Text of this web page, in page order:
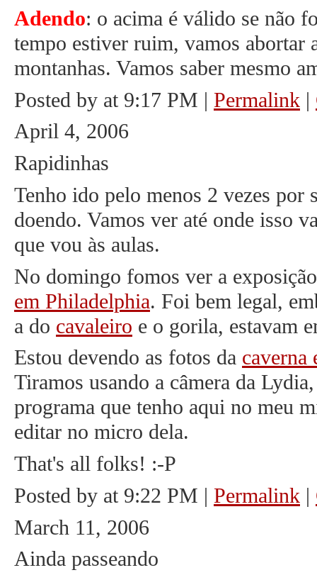
Adendo: o acima é válido se não
tempo estiver ruim, vamos abortar
montanhas. Vamos saber mesmo
Posted by at 9:17 PM | Permalink |
April 4, 2006
Rapidinhas
Tenho ido pelo menos 2 vezes por
doendo. Vamos ver até onde isso
que vou às aulas.
No domingo fomos ver a
em Philadelphia. Foi bem legal,
a do cavaleiro e o gorila, estavam
Estou devendo as fotos da caverna
Tiramos usando a câmera da
programa que tenho aqui no meu
editar no micro dela.
That's all folks! :-P
Posted by at 9:22 PM | Permalink |
March 11, 2006
Ainda passeando